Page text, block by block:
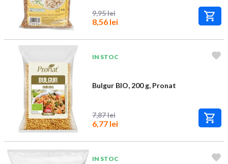
9,95 lei
8,56 lei
IN STOC
Bulgur BIO, 200 g, Pronat
7,87 lei
6,77 lei
IN STOC